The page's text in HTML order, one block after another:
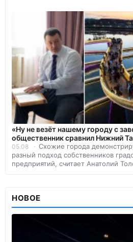
«Ну не везёт нашему городу с
общественник сравнил Нижний
05.08
Схожие города
разный подход собственников
предприятий, считает Анатолий
НОВОЕ